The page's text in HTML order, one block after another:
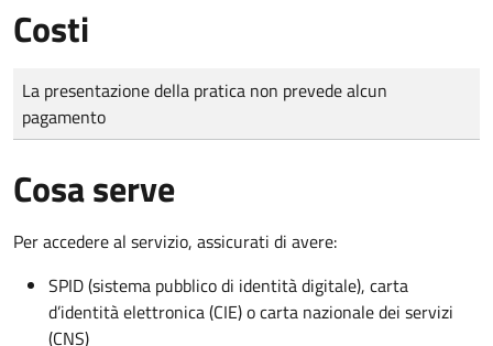
Costi
Tipo di pagamento
Importo
La presentazione della pratica non prevede alcun
pagamento
Cosa serve
Per accedere al servizio, assicurati di avere:
SPID (sistema pubblico di identità digitale), carta
d’identità elettronica (CIE) o carta nazionale dei servizi
(CNS)